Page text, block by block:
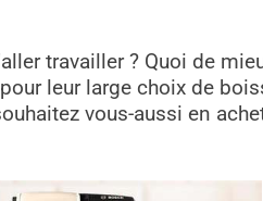
travailler ? Quoi de
leur large choix de
vous-aussi en